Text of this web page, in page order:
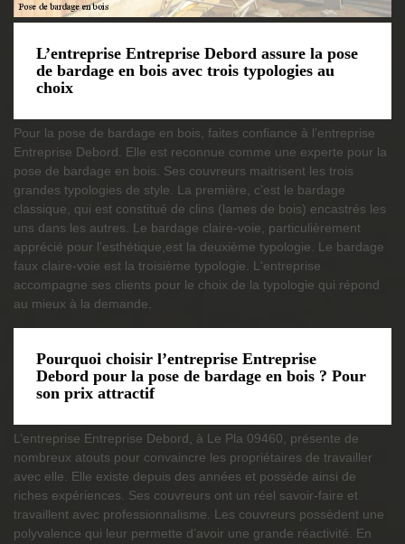
L’entreprise Entreprise Debord assure la pose
de bardage en bois avec trois typologies au
choix
Pour la pose de bardage en bois, faites confiance à l’entreprise
Entreprise Debord. Elle est reconnue comme une experte pour la
pose de bardage en bois. Ses couvreurs maitrisent les trois
grandes typologies de style. La première, c’est le bardage
classique, qui est constitué de clins (lames de bois) encastrés les
uns dans les autres. Le bardage claire-voie, particulièrement
apprécié pour l’esthétique,est la deuxième typologie. Le bardage
faux claire-voie est la troisième typologie. L'entreprise
accompagne ses clients pour le choix de la typologie qui répond
au mieux à la demande.
Pourquoi choisir l’entreprise Entreprise
Debord pour la pose de bardage en bois ? Pour
son prix attractif
L’entreprise Entreprise Debord, à Le Pla 09460, présente de
nombreux atouts pour convaincre les propriétaires de travailler
avec elle. Elle existe depuis des années et possède ainsi de
riches expériences. Ses couvreurs ont un réel savoir-faire et
travaillent avec professionnalisme. Les couvreurs possèdent une
polyvalence qui leur permette d’avoir une grande réactivité. En